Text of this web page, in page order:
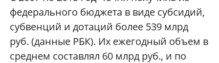
федерального бюджета в виде субсидий,
субвенций и дотаций более 539 млрд
руб. (данные РБК). Их ежегодный объем в
среднем составлял 60 млрд руб., и по